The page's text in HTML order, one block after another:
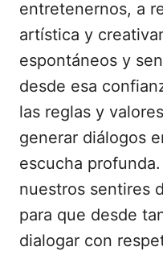
entretenernos, a
artística y
espontáneos y
desde esa
las reglas y
generar diálogos
escucha
nuestros sentires
para que desde
dialogar con